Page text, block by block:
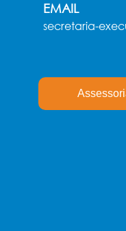
EMAIL
secretaria-